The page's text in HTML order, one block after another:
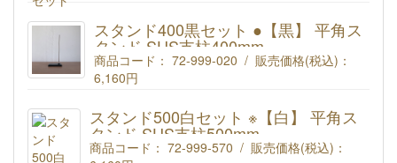
商品コード : 72-999-010
スタンド400黒セット ●【黒】 平角ス
タンド SUS支柱400mm
商品コード： 72-999-020 / 販売価格(税込)：
6,160円
商品コード : 72-999-020
スタンド500白セット ※【白】 平角ス
タンド SUS支柱500mm
商品コード： 72-999-570 / 販売価格(税込)：